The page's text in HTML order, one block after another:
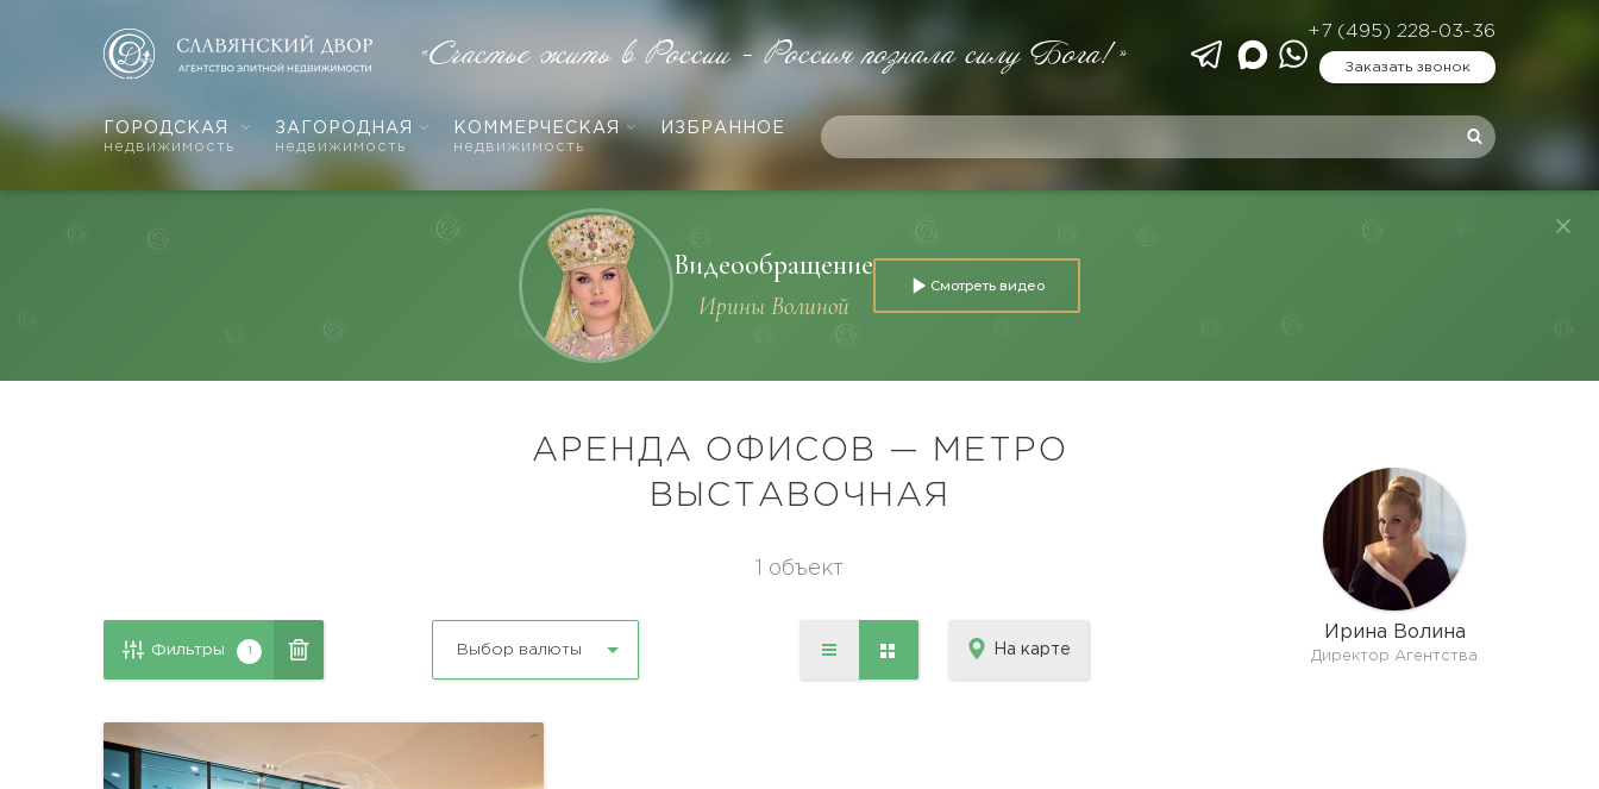
ГОРОДСКАЯ
недвижимость
ЗАГОРОДНАЯ
недвижимость
КОММЕРЧЕСКАЯ
недвижимость
ИЗБРАННОЕ
«Счастье жить в России - Россия познала силу Бога!»
+7 (495) 228-03-36
Заказать звонок
Видеообращение
Ирины Волиной
Смотреть видео
АРЕНДА ОФИСОВ — МЕТРО
ВЫСТАВОЧНАЯ
1 объект
Фильтры Выбор валюты На карте
Ирина Волина
Директор Агентства